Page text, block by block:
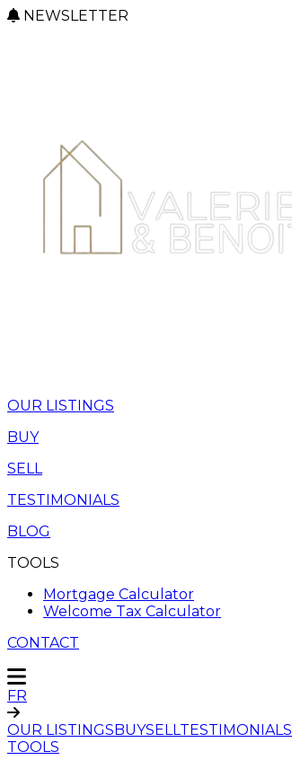
NEWSLETTER
OUR LISTINGS
BUY
SELL
TESTIMONIALS
BLOG
TOOLS
Mortgage Calculator
Welcome Tax Calculator
CONTACT
FR
OUR LISTINGSBUYSELLTESTIMONIALS
TOOLS